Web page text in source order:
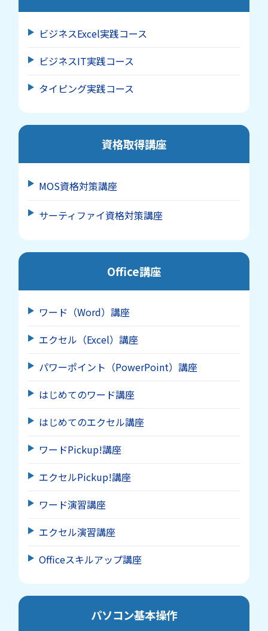
ビジネスExcel実践コース
ビジネスIT実践コース
タイピング実践コース
資格取得講座
MOS資格対策講座
サーティファイ資格対策講座
Office講座
ワード（Word）講座
エクセル（Excel）講座
パワーポイント（PowerPoint）講座
はじめてのワード講座
はじめてのエクセル講座
ワードPickup!講座
エクセルPickup!講座
ワード演習講座
エクセル演習講座
Officeスキルアップ講座
パソコン基本操作